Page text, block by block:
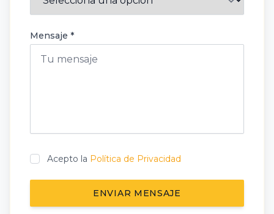
Mensaje *
Acepto la Política de Privacidad
ENVIAR MENSAJE